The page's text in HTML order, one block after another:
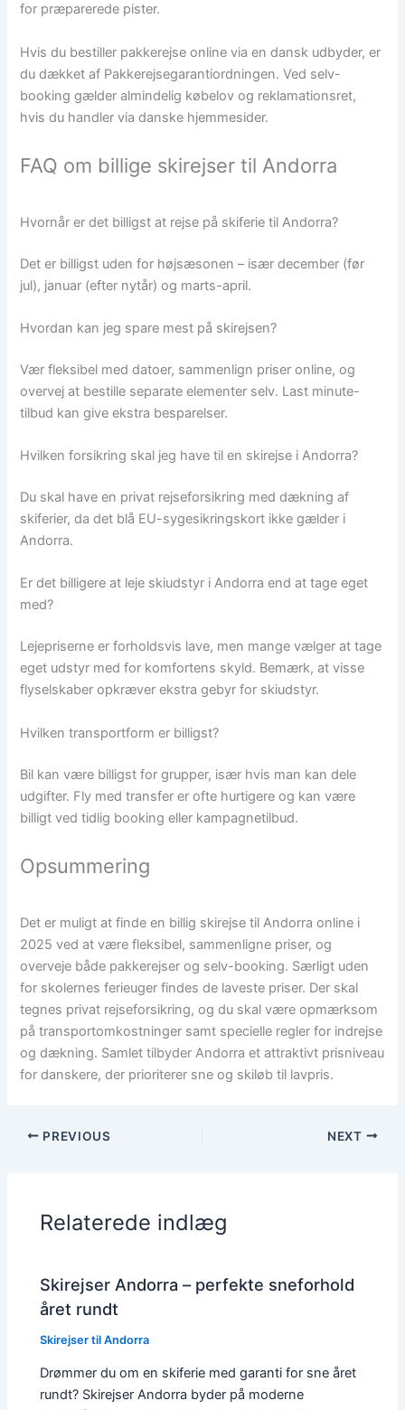
for præparerede pister.
Hvis du bestiller pakkerejse online via en dansk udbyder, er
du dækket af Pakkerejsegarantiordningen. Ved selv-
booking gælder almindelig købelov og reklamationsret,
hvis du handler via danske hjemmesider.
FAQ om billige skirejser til Andorra
Hvornår er det billigst at rejse på skiferie til Andorra?
Det er billigst uden for højsæsonen – især december (før
jul), januar (efter nytår) og marts-april.
Hvordan kan jeg spare mest på skirejsen?
Vær fleksibel med datoer, sammenlign priser online, og
overvej at bestille separate elementer selv. Last minute-
tilbud kan give ekstra besparelser.
Hvilken forsikring skal jeg have til en skirejse i Andorra?
Du skal have en privat rejseforsikring med dækning af
skiferier, da det blå EU-sygesikringskort ikke gælder i
Andorra.
Er det billigere at leje skiudstyr i Andorra end at tage eget
med?
Lejepriserne er forholdsvis lave, men mange vælger at tage
eget udstyr med for komfortens skyld. Bemærk, at visse
flyselskaber opkræver ekstra gebyr for skiudstyr.
Hvilken transportform er billigst?
Bil kan være billigst for grupper, især hvis man kan dele
udgifter. Fly med transfer er ofte hurtigere og kan være
billigt ved tidlig booking eller kampagnetilbud.
Opsummering
Det er muligt at finde en billig skirejse til Andorra online i
2025 ved at være fleksibel, sammenligne priser, og
overveje både pakkerejser og selv-booking. Særligt uden
for skolernes ferieuger findes de laveste priser. Der skal
tegnes privat rejseforsikring, og du skal være opmærksom
på transportomkostninger samt specielle regler for indrejse
og dækning. Samlet tilbyder Andorra et attraktivt prisniveau
for danskere, der prioriterer sne og skiløb til lavpris.
PREVIOUS NEXT
Relaterede indlæg
Skirejser Andorra – perfekte sneforhold
året rundt
Skirejser til Andorra
Drømmer du om en skiferie med garanti for sne året
rundt? Skirejser Andorra byder på moderne